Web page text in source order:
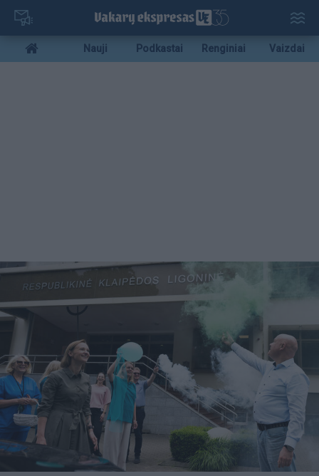
Pereiti
pagrindinį
turinį
Mobile
menu
Nauji Podkastai Renginiai Vaizdai